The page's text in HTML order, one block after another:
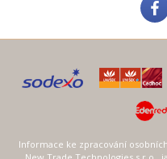
Informace ke zpracování